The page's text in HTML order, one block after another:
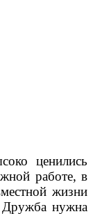
ценились
работе, в
жизни
нужна